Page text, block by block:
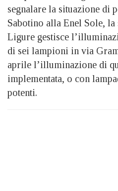
segnalare la situazione di
Sabotino alla Enel Sole, la
Ligure gestisce
di sei lampioni in via
aprile l’illuminazione di
implementata, o con
potenti.